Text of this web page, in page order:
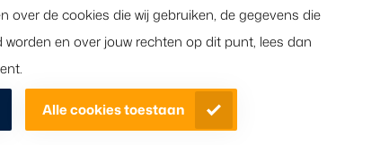
over de cookies die wij gebruiken, de gegevens die
en over jouw rechten op dit punt, lees dan
Alle cookies toestaan
van agenten.